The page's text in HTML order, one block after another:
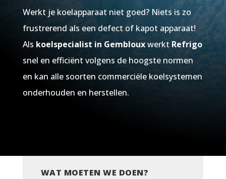
Werkt je koelapparaat niet goed? Niets is zo
frustrerend als een defect of kapot apparaat!
Als koelspecialist in Gemblouxwerkt Refrigo
snel en efficiënt volgens de hoogste normen
en kan alle soorten commerciële koelsystemen
onderhouden en herstellen.
WAT MOETEN WE DOEN?